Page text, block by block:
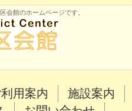
会館のホームページです。
用案内
施設案内